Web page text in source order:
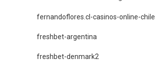
fernandoflores.cl-casinos-online-chile
freshbet-argentina
freshbet-denmark2